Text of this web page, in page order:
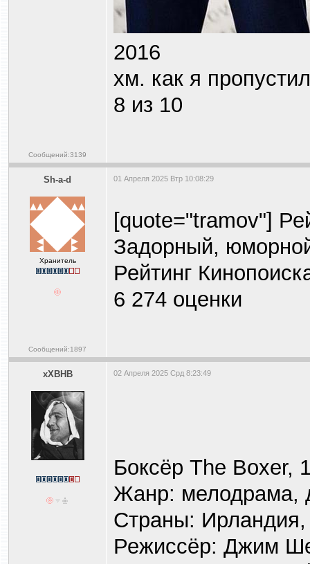
Сообщений:3139
2016
хм. как я
8 из 10
Sh-a-d
Хранитель
Сообщений:1897
01 Апреля 2025 Втр 10:08:29
[quote="tramov"]
Задорный,
Рейтинг
6 274 оценки
xXBHB 02 Апреля 2025 Срд 8:23:49
Боксёр The Boxer,
Жанр: мелодрама,
Страны:
Режиссёр: Джим